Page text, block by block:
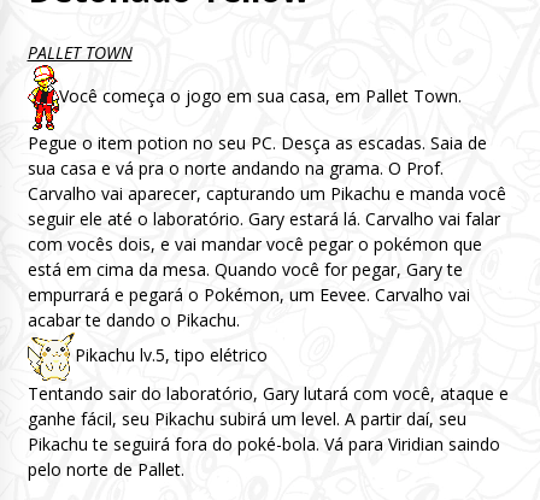
PALLET TOWN
Você começa o jogo em sua casa, em Pallet Town.
Pegue o item potion no seu PC. Desça as escadas. Saia de
sua casa e vá pra o norte andando na grama. O Prof.
Carvalho vai aparecer, capturando um Pikachu e manda você
seguir ele até o laboratório. Gary estará lá. Carvalho vai falar
com vocês dois, e vai mandar você pegar o pokémon que
está em cima da mesa. Quando você for pegar, Gary te
empurrará e pegará o Pokémon, um Eevee. Carvalho vai
acabar te dando o Pikachu.
Pikachu lv.5, tipo elétrico
Tentando sair do laboratório, Gary lutará com você, ataque e
ganhe fácil, seu Pikachu subirá um level. A partir daí, seu
Pikachu te seguirá fora do poké-bola. Vá para Viridian saindo
pelo norte de Pallet.